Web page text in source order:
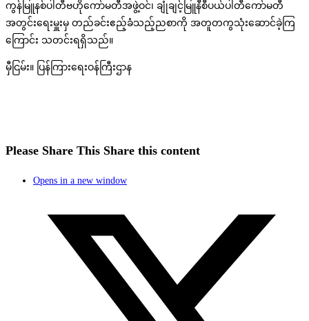
ကွန်မြူနစ်ပါတီဗဟိုကော်မတီအဖွဲ့ဝင်၊ ချုံချင့်မြူနီစီပယ်ပါတီကော်မတီ
အတွင်းရေးမှူးမှ တည်ခင်းဧည့်ခံသည့်ညစာကို အတူတကွသုံးဆောင်ခဲ့ကြ
ကြောင်း သတင်းရရှိသည်။
မှီငြမ်း။ ပြန်ကြားရေးဝန်ကြီးဌာန
Please Share This Share this content
Opens in a new window